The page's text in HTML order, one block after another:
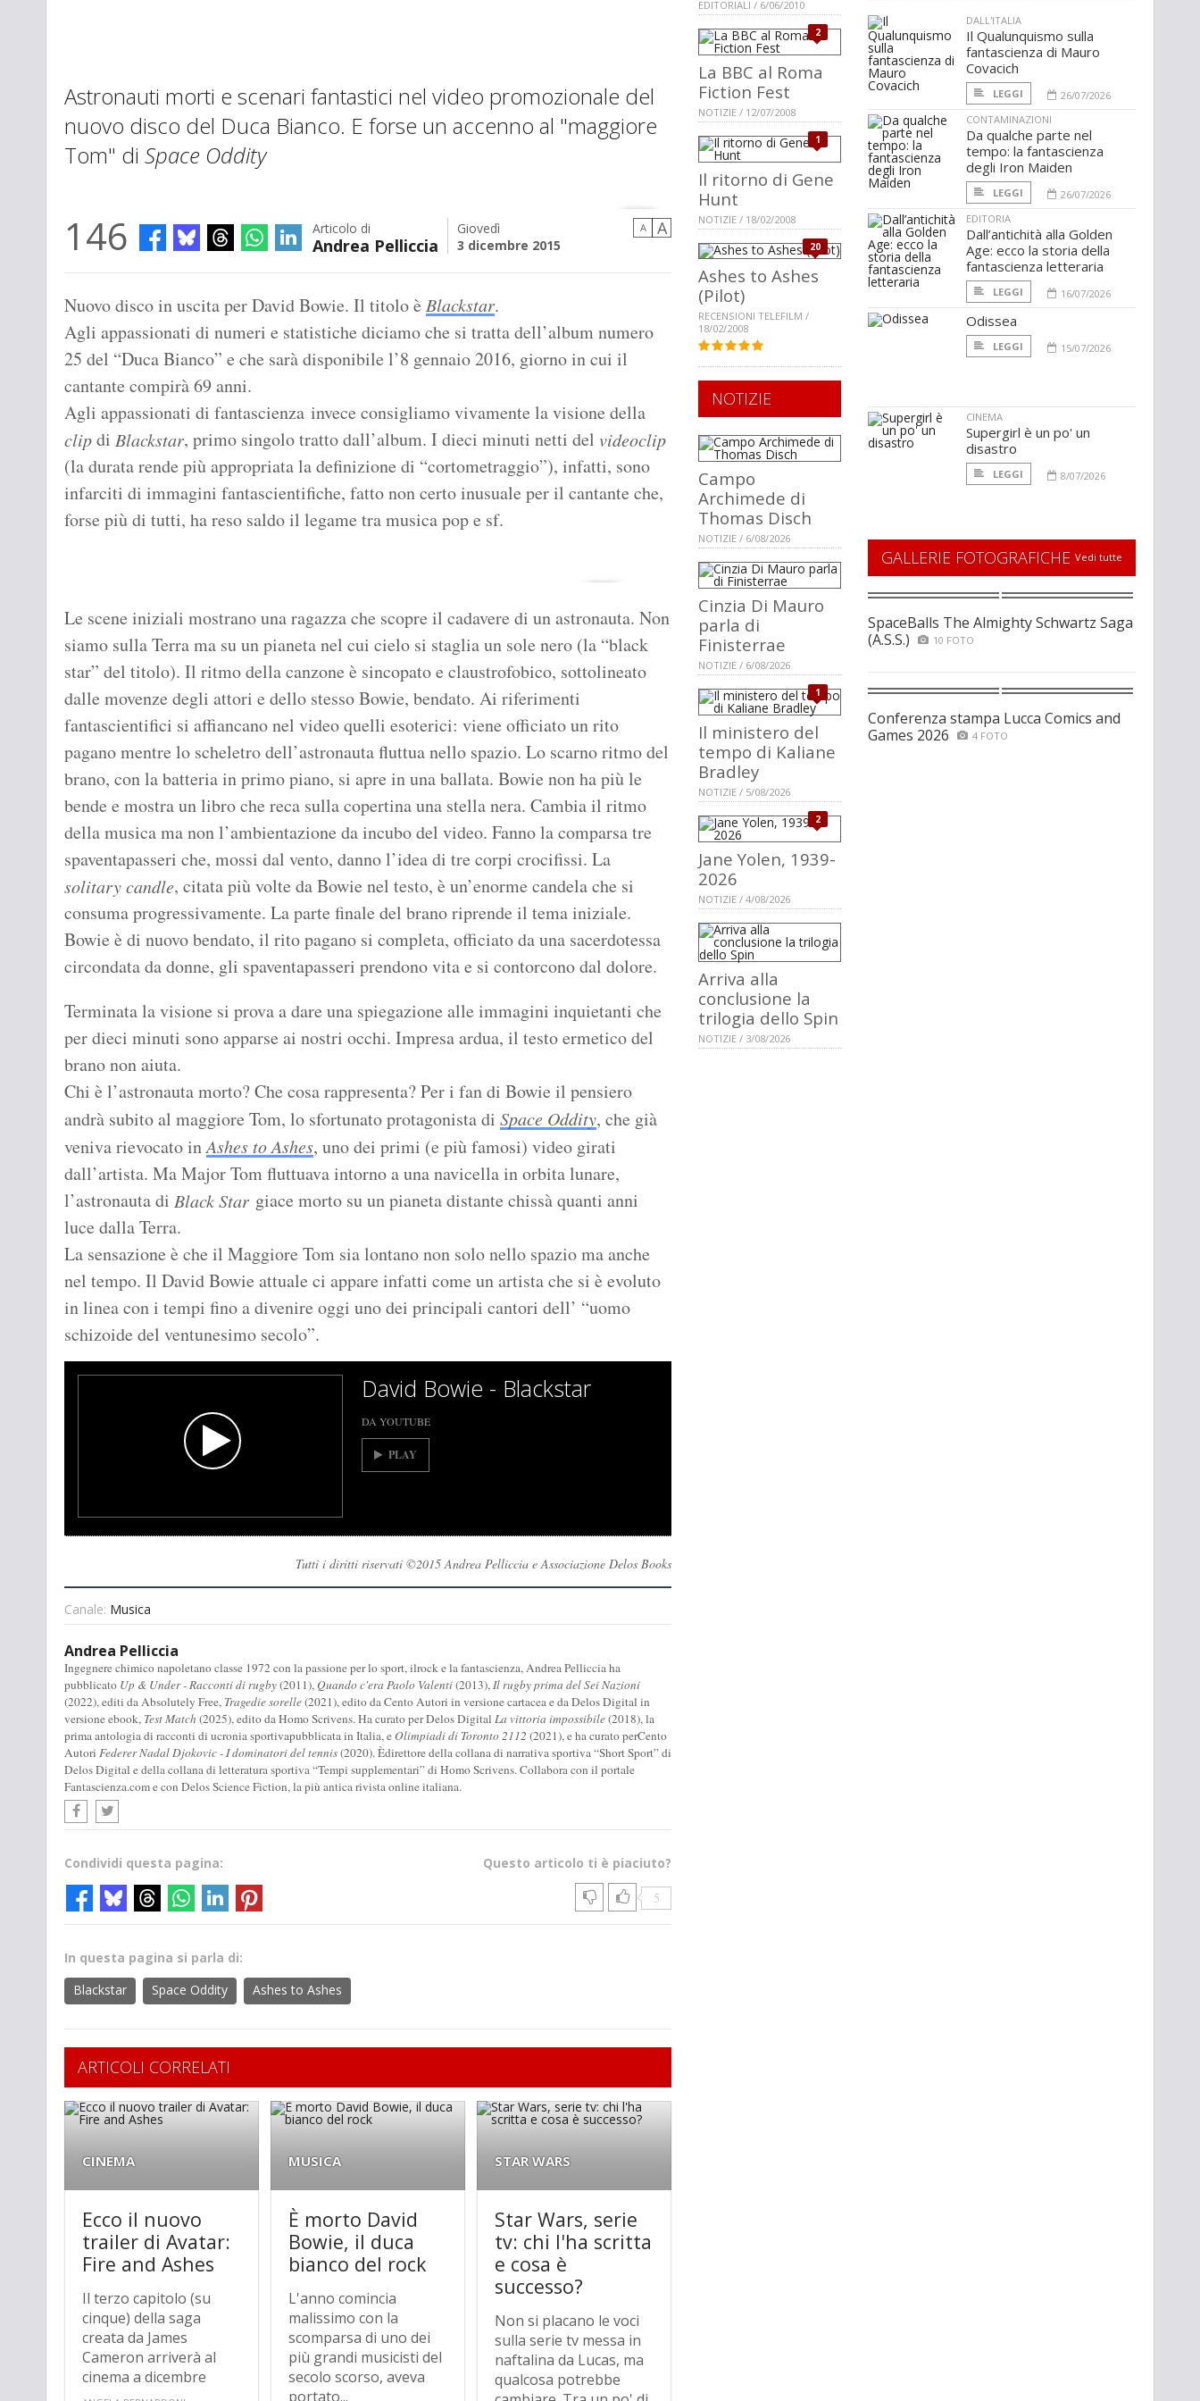
Astronauti morti e scenari fantastici nel video promozionale del
nuovo disco del Duca Bianco. E forse un accenno al "maggiore
Tom" di Space Oddity
146 Articolo di
Andrea Pelliccia
Giovedì
3 dicembre 2015
A A
Nuovo disco in uscita per David Bowie. Il titolo è Blackstar.
Agli appassionati di numeri e statistiche diciamo che si tratta dell’album numero
25 del “Duca Bianco” e che sarà disponibile l’8 gennaio 2016, giorno in cui il
cantante compirà 69 anni.
Agli appassionati di fantascienza invece consigliamo vivamente la visione della
clipdi Blackstar, primo singolo tratto dall’album. I dieci minuti netti del videoclip
(la durata rende più appropriata la definizione di “cortometraggio”), infatti, sono
infarciti di immagini fantascientifiche, fatto non certo inusuale per il cantante che,
forse più di tutti, ha reso saldo il legame tra musica pop e sf.
Le scene iniziali mostrano una ragazza che scopre il cadavere di un astronauta. Non
siamo sulla Terra ma su un pianeta nel cui cielo si staglia un sole nero (la “black
star” del titolo). Il ritmo della canzone è sincopato e claustrofobico, sottolineato
dalle movenze degli attori e dello stesso Bowie, bendato. Ai riferimenti
fantascientifici si affiancano nel video quelli esoterici: viene officiato un rito
pagano mentre lo scheletro dell’astronauta fluttua nello spazio. Lo scarno ritmo del
brano, con la batteria in primo piano, si apre in una ballata. Bowie non ha più le
bende e mostra un libro che reca sulla copertina una stella nera. Cambia il ritmo
della musica ma non l’ambientazione da incubo del video. Fanno la comparsa tre
spaventapasseri che, mossi dal vento, danno l’idea di tre corpi crocifissi. La
solitary candle, citata più volte da Bowie nel testo, è un’enorme candela che si
consuma progressivamente. La parte finale del brano riprende il tema iniziale.
Bowie è di nuovo bendato, il rito pagano si completa, officiato da una sacerdotessa
circondata da donne, gli spaventapasseri prendono vita e si contorcono dal dolore.
Terminata la visione si prova a dare una spiegazione alle immagini inquietanti che
per dieci minuti sono apparse ai nostri occhi. Impresa ardua, il testo ermetico del
brano non aiuta.
Chi è l’astronauta morto? Che cosa rappresenta? Per i fan di Bowie il pensiero
andrà subito al maggiore Tom, lo sfortunato protagonista di Space Oddity, che già
veniva rievocato inAshes to Ashes, uno dei primi (e più famosi) video girati
dall’artista. Ma Major Tom fluttuava intorno a una navicella in orbita lunare,
l’astronauta di Black Star giace morto su un pianeta distante chissà quanti anni
luce dalla Terra.
La sensazione è che il Maggiore Tom sia lontano non solo nello spazio ma anche
nel tempo. Il David Bowie attuale ci appare infatti come un artista che si è evoluto
in linea con i tempi fino a divenire oggi uno dei principali cantori dell’ “uomo
schizoide del ventunesimo secolo”.
David Bowie - Blackstar
DA YOUTUBE
PLAY
Tutti i diritti riservati ©2015 Andrea Pelliccia e Associazione Delos Books
Canale: Musica
Andrea Pelliccia
Ingegnere chimico napoletano classe 1972 con la passione per lo sport, ilrock e la fantascienza, Andrea Pelliccia ha
pubblicato Up & Under - Racconti di rugby(2011),Quando c'era Paolo Valenti(2013),Il rugby prima del SeiNazioni
(2022), editi da Absolutely Free, Tragedie sorelle(2021), edito da Cento Autori in versione cartacea e da Delos Digital in
versione ebook, Test Match (2025), edito da Homo Scrivens. Ha curato per Delos Digital La vittoria impossibile(2018), la
prima antologia di racconti di ucronia sportivapubblicata in Italia, eOlimpiadi di Toronto 2112 (2021), e ha curato perCento
Autori Federer Nadal Djokovic - I dominatori del tennis(2020). Èdirettore della collana di narrativa sportiva “Short Sport” di
Delos Digital e della collana di letteratura sportiva “Tempi supplementari” di Homo Scrivens. Collabora con il portale
Fantascienza.com e con Delos Science Fiction, la più antica rivista online italiana.
Questo articolo ti è piaciuto?
5
Condividi questa pagina:
In questa pagina si parla di:
Blackstar
Space Oddity Ashes to Ashes
ARTICOLI CORRELATI
CINEMA
Ecco il nuovo
trailer di Avatar:
Fire and Ashes
Il terzo capitolo (su
cinque) della saga
creata da James
Cameron arriverà al
cinema a dicembre
MUSICA
È morto David
Bowie, il duca
bianco del rock
L'anno comincia
malissimo con la
scomparsa di uno dei
più grandi musicisti del
secolo scorso, aveva
portato...
STAR WARS
Star Wars, serie
tv: chi l'ha scritta
e cosa è
successo?
Non si placano le voci
sulla serie tv messa in
naftalina da Lucas, ma
qualcosa potrebbe
EDITORIALI / 6/06/2010
2
La BBC al Roma
Fiction Fest
NOTIZIE / 12/07/2008
1
Il ritorno di Gene
Hunt
NOTIZIE / 18/02/2008
20
Ashes to Ashes
(Pilot)
RECENSIONI TELEFILM /
18/02/2008
NOTIZIE
Campo
Archimede di
Thomas Disch
NOTIZIE / 6/08/2026
Cinzia Di Mauro
parla di
Finisterrae
NOTIZIE / 6/08/2026
1
Il ministero del
tempo di Kaliane
Bradley
NOTIZIE / 5/08/2026
2
Jane Yolen, 1939-
2026
NOTIZIE / 4/08/2026
Arriva alla
conclusione la
trilogia dello Spin
NOTIZIE / 3/08/2026
DALL'ITALIA
Il Qualunquismo sulla
fantascienza di Mauro
Covacich
LEGGI
26/07/2026
CONTAMINAZIONI
Da qualche parte nel
tempo: la fantascienza
degli Iron Maiden
LEGGI
26/07/2026
EDITORIA
Dall’antichità alla Golden
Age: ecco la storia della
fantascienza letteraria
LEGGI 16/07/2026
Odissea
LEGGI 15/07/2026
CINEMA
Supergirl è un po' un
disastro
LEGGI 8/07/2026
GALLERIE FOTOGRAFICHE Vedi tutte
SpaceBalls The Almighty Schwartz Saga
(A.S.S.)
10 FOTO
Conferenza stampa Lucca Comics and
Games 2026
4 FOTO